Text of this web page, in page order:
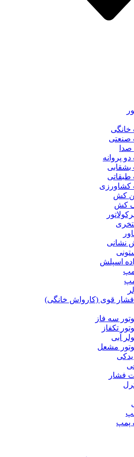
صنعتی
پروانه
کشاورزی
کش
کش
نشانی
اسپلش
فشار قوی (کارواش خانگی)
سه فاز
تکفاز
آبی
مشعل
یدکی
فشار
پمپ